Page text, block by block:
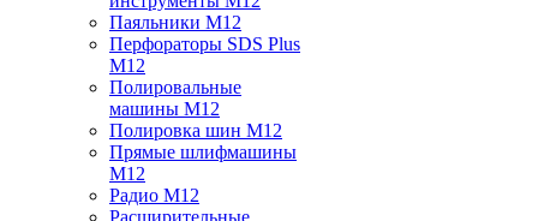
Паяльники M12
Перфораторы SDS Plus
M12
Полировальные
машины M12
Полировка шин M12
Прямые шлифмашины
M12
Радио M12
Расширительные